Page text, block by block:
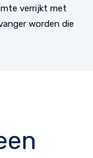
verrijkt met
worden die